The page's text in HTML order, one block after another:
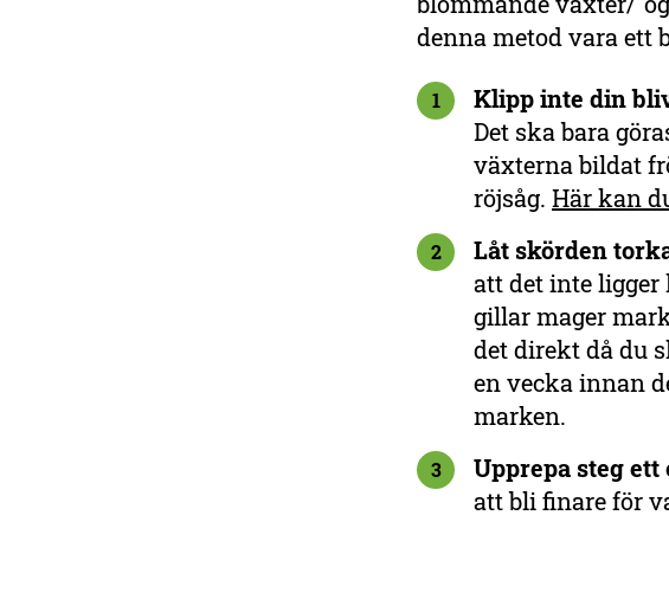
denna metod vara ett
1
Klipp inte din
Det ska bara
växterna bildat
röjsåg. Här kan
2 Låt skörden
att det inte
gillar mager
det direkt då du
en vecka innan
marken.
3 Upprepa steg ett
att bli finare för